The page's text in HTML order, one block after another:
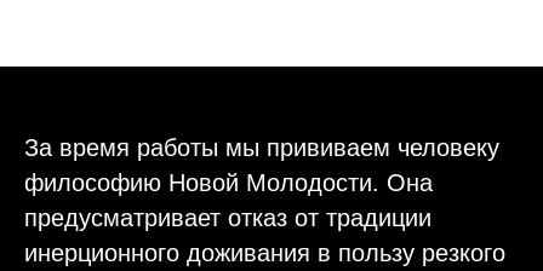
За время работы мы прививаем человеку
философию Новой Молодости. Она
предусматривает отказ от традиции
инерционного доживания в пользу резкого